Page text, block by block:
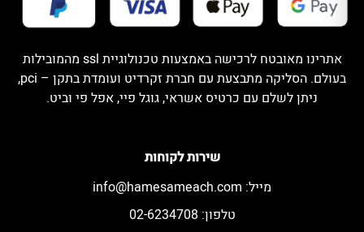
שירות לקוחות
מייל: info@hamesameach.com
טלפון: 02-6234708
אתרינו מאובטח לרכישה באמצעות טכנולוגיית ssl מהמובילות
בעולם. הסליקה מתבצעת עם חברת זקרדיט ועומדת בתקן – pci,
ניתן לשלם עם כרטיס אשראי, גוגל פיי, אפל פי וביט.